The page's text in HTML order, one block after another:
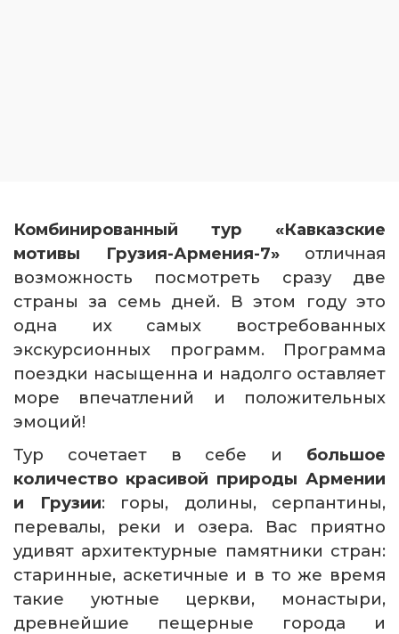
Комбинированный тур «Кавказские
мотивы Грузия-Армения-7»отличная
возможность посмотреть сразу две
страны за семь дней. В этом году это
одна их самых востребованных
экскурсионных программ. Программа
поездки насыщенна и надолго оставляет
море впечатлений и положительных
эмоций!
Тур сочетает в себе и большое
количество красивой природы Армении
и Грузии: горы, долины, серпантины,
перевалы, реки и озера. Вас приятно
удивят архитектурные памятники стран:
старинные, аскетичные и в то же время
такие уютные церкви, монастыри,
древнейшие пещерные города и